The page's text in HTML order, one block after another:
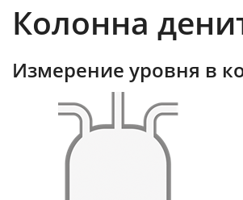
Колонна
Измерение уровня в